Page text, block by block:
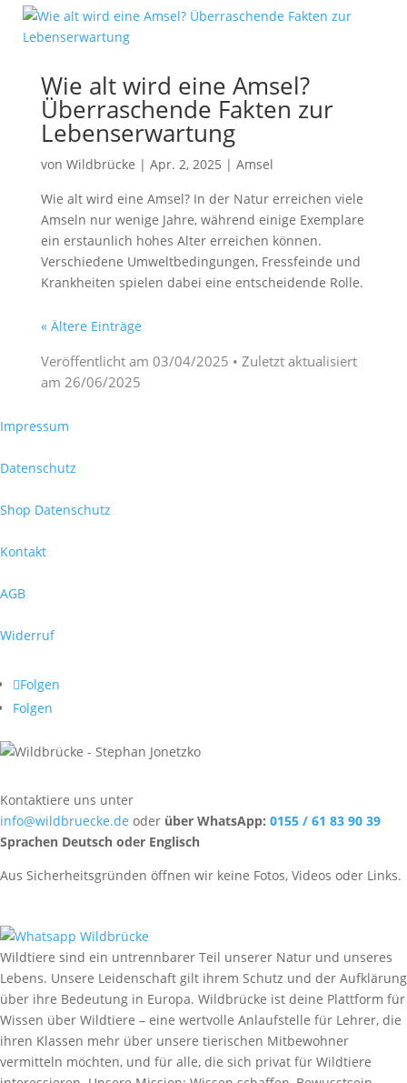
Wie alt wird eine Amsel?
Überraschende Fakten zur
Lebenserwartung
von Wildbrücke | Apr. 2, 2025 | Amsel
Wie alt wird eine Amsel? In der Natur erreichen viele
Amseln nur wenige Jahre, während einige Exemplare
ein erstaunlich hohes Alter erreichen können.
Verschiedene Umweltbedingungen, Fressfeinde und
Krankheiten spielen dabei eine entscheidende Rolle.
« Ältere Einträge
Veröffentlicht am 03/04/2025 • Zuletzt aktualisiert
am 26/06/2025
Impressum
Datenschutz
Shop Datenschutz
Kontakt
AGB
Widerruf
Folgen
Folgen
Kontaktiere uns unter
info@wildbruecke.de oder über WhatsApp: 0155 / 61 83 90 39
Sprachen Deutsch oder Englisch
Aus Sicherheitsgründen öffnen wir keine Fotos, Videos oder Links.
Wildtiere sind ein untrennbarer Teil unserer Natur und unseres
Lebens. Unsere Leidenschaft gilt ihrem Schutz und der Aufklärung
über ihre Bedeutung in Europa. Wildbrücke ist deine Plattform für
Wissen über Wildtiere – eine wertvolle Anlaufstelle für Lehrer, die
ihren Klassen mehr über unsere tierischen Mitbewohner
vermitteln möchten, und für alle, die sich privat für Wildtiere